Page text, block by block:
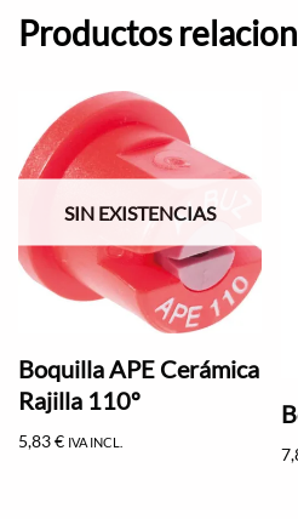
Productos
SIN EXISTENCIAS
Boquilla APE Cerámica
Rajilla 110º
5,83€ IVA INCL.